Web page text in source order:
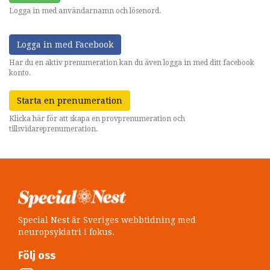
Logga in med användarnamn och lösenord.
Logga in med Facebook
Har du en aktiv prenumeration kan du även logga in med ditt facebook
konto.
Starta en prenumeration
Klicka här för att skapa en provprenumeration och
tillsvidareprenumeration.
Special Nest är Sveriges webbtidning med
neuropsykiatri i fokus.
Följ oss